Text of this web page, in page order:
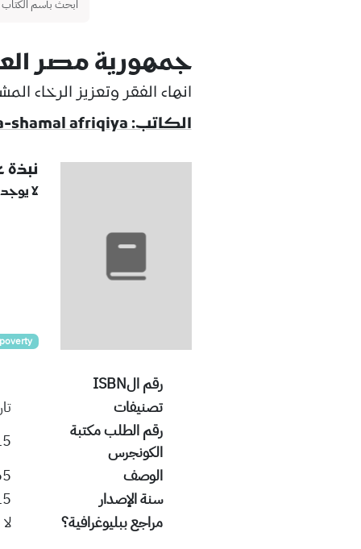
جمهورية مصر
انهاء الفقر وتعزيز الرخاء
الكاتب: majmuʻah al-bank al-dawli mintaqat al-sharq al-awsat wa-shamal afriqiya
نبذة
لا يوجد
رقم الISBN
تصنيفات
رقم الطلب مكتبة
الكونجرس
الوصف
cm.
سنة الإصدار
مراجع ببليوغرافية؟
لا